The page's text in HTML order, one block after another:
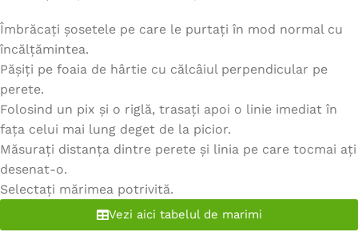
Îmbrăcați șosetele pe care le purtați în mod normal cu
încălțămintea.
Pășiți pe foaia de hârtie cu călcâiul perpendicular pe
perete.
Folosind un pix și o riglă, trasați apoi o linie imediat în
fața celui mai lung deget de la picior.
Măsurați distanța dintre perete și linia pe care tocmai ați
desenat-o.
Selectați mărimea potrivită.
Vezi aici tabelul de marimi